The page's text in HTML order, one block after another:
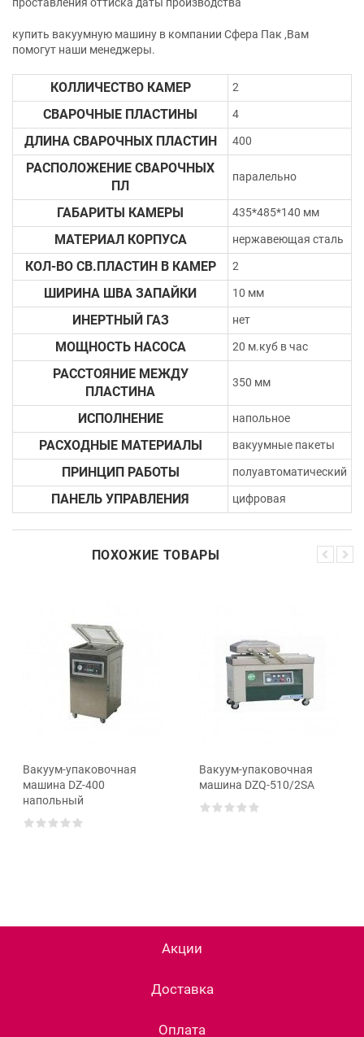
купить вакуумную машину в компании Сфера Пак ,Вам
помогут наши менеджеры.
КОЛЛИЧЕСТВО КАМЕР 2
СВАРОЧНЫЕ ПЛАСТИНЫ 4
ДЛИНА СВАРОЧНЫХ ПЛАСТИН 400
РАСПОЛОЖЕНИЕ СВАРОЧНЫХ
ПЛ
паралельно
ГАБАРИТЫ КАМЕРЫ 435*485*140 мм
МАТЕРИАЛ КОРПУСА нержавеющая сталь
КОЛ-ВО СВ.ПЛАСТИН В КАМЕР 2
ШИРИНА ШВА ЗАПАЙКИ 10 мм
ИНЕРТНЫЙ ГАЗ нет
МОЩНОСТЬ НАСОСА 20 м.куб в час
РАССТОЯНИЕ МЕЖДУ
ПЛАСТИНА
350 мм
ИСПОЛНЕНИЕ напольное
РАСХОДНЫЕ МАТЕРИАЛЫ вакуумные пакеты
ПРИНЦИП РАБОТЫ полуавтоматический
ПАНЕЛЬ УПРАВЛЕНИЯ цифровая
ПОХОЖИЕ ТОВАРЫ
Вакуум-упаковочная
машина DZ-400
напольный
Вакуум-упаковочная
машина DZQ-510/2SA
Акции
Доставка
Оплата